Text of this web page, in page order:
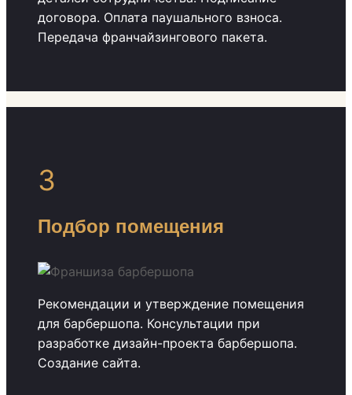
договора. Оплата паушального взноса.
Передача франчайзингового пакета.
3
Подбор помещения
Рекомендации и утверждение помещения
для барбершопа. Консультации при
разработке дизайн-проекта барбершопа.
Создание сайта.